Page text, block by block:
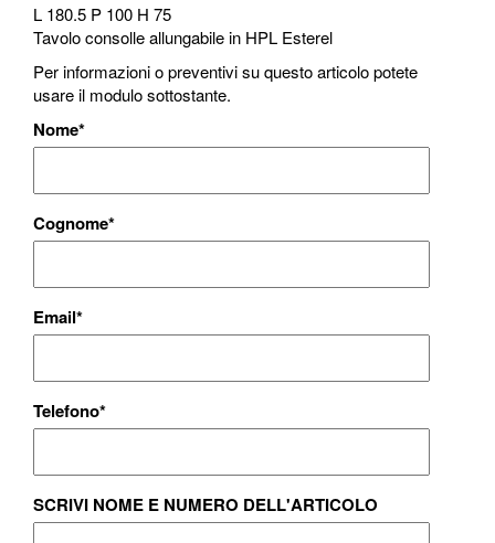
L 180.5 P 100 H 75
Tavolo consolle allungabile in HPL Esterel
Per informazioni o preventivi su questo articolo potete
usare il modulo sottostante.
Nome*
Cognome*
Email*
Telefono*
SCRIVI NOME E NUMERO DELL'ARTICOLO